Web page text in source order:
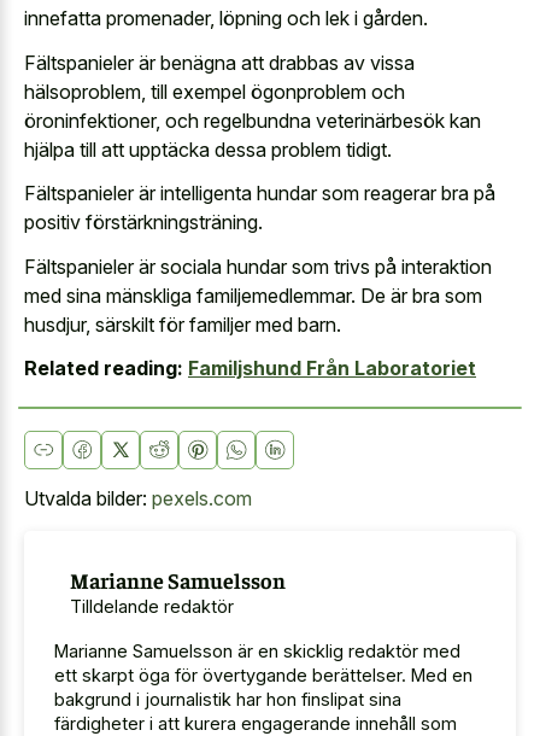
innefatta promenader, löpning och lek i gården.
Fältspanieler är benägna att drabbas av vissa
hälsoproblem, till exempel ögonproblem och
öroninfektioner, och regelbundna veterinärbesök kan
hjälpa till att upptäcka dessa problem tidigt.
Fältspanieler är intelligenta hundar som reagerar bra på
positiv förstärkningsträning.
Fältspanieler är sociala hundar som trivs på interaktion
med sina mänskliga familjemedlemmar. De är bra som
husdjur, särskilt för familjer med barn.
Related reading: Familjshund Från Laboratoriet
Utvalda bilder: pexels.com
Marianne Samuelsson
Tilldelande redaktör
Marianne Samuelsson är en skicklig redaktör med
ett skarpt öga för övertygande berättelser. Med en
bakgrund i journalistik har hon finslipat sina
färdigheter i att kurera engagerande innehåll som